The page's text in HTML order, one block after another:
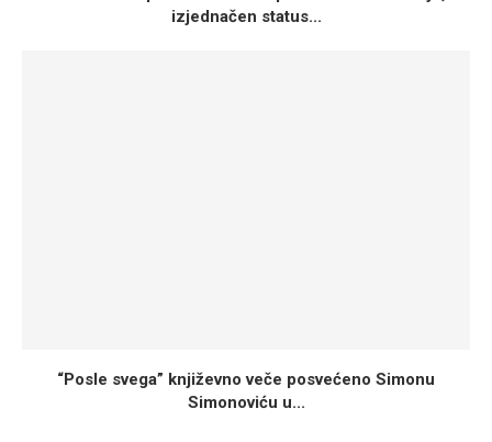
izjednačen status...
“Posle svega” književno veče posvećeno Simonu
Simonoviću u...